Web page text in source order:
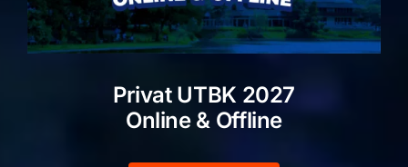
Privat UTBK 2027
Online & Offline